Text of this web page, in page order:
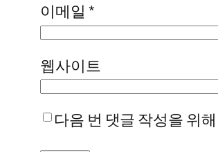
이메일 *
웹사이트
다음 번 댓글 작성을 위